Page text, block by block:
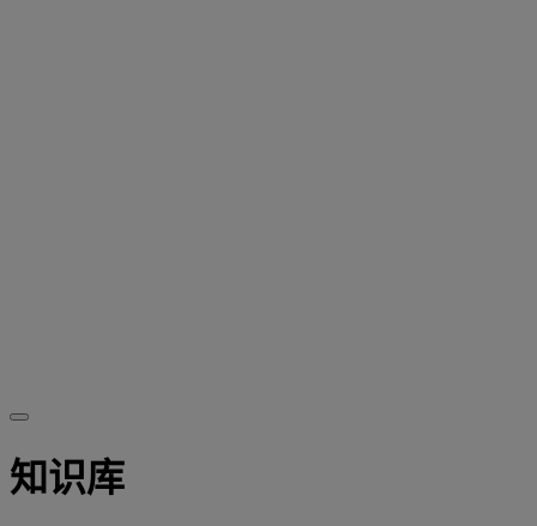
知识库